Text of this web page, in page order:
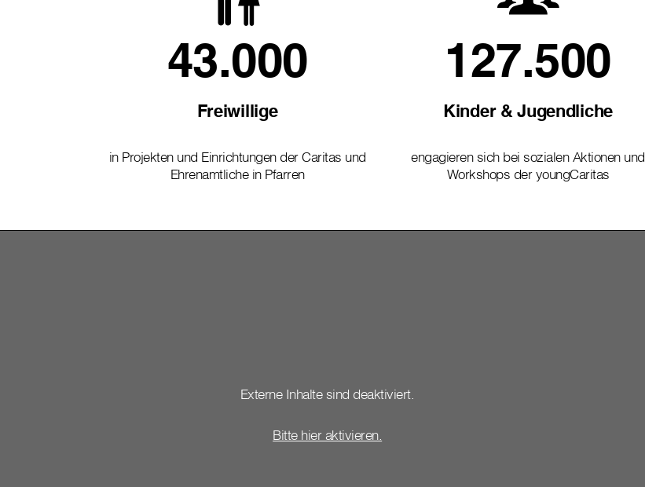
43.000
Freiwillige
in Projekten und Einrichtungen der Caritas und
Ehrenamtliche in Pfarren
127.500
Kinder & Jugendliche
engagieren sich bei sozialen Aktionen und
Workshops der youngCaritas
Externe Inhalte sind deaktiviert.
Bitte hier aktivieren.